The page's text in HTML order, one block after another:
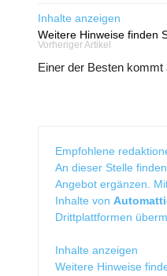
Inhalte anzeigen
Weitere Hinweise finden
Vorheriger Artikel
Einer der Besten
Empfohlene
An dieser Stelle
Angebot ergänzen.
Inhalte von
Drittplattformen
Inhalte anzeigen
Weitere Hinweise